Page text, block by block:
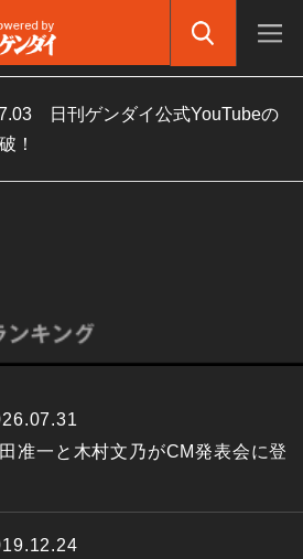
日刊ゲンダイ公式YouTubeの
！
准一と木村文乃がCM発表会に登